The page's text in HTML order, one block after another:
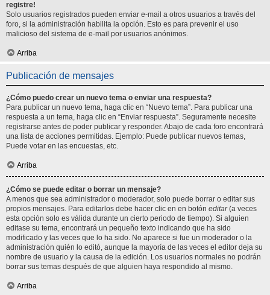
registre!
Solo usuarios registrados pueden enviar e-mail a otros usuarios a través del
foro, si la administración habilita la opción. Esto es para prevenir el uso
malicioso del sistema de e-mail por usuarios anónimos.
Arriba
Publicación de mensajes
¿Cómo puedo crear un nuevo tema o enviar una respuesta?
Para publicar un nuevo tema, haga clic en “Nuevo tema”. Para publicar una
respuesta a un tema, haga clic en “Enviar respuesta”. Seguramente necesite
registrarse antes de poder publicar y responder. Abajo de cada foro encontrará
una lista de acciones permitidas. Ejemplo: Puede publicar nuevos temas,
Puede votar en las encuestas, etc.
Arriba
¿Cómo se puede editar o borrar un mensaje?
A menos que sea administrador o moderador, solo puede borrar o editar sus
propios mensajes. Para editarlos debe hacer clic en en botón editar(a veces
esta opción solo es válida durante un cierto periodo de tiempo). Si alguien
editase su tema, encontrará un pequeño texto indicando que ha sido
modificado y las veces que lo ha sido. No aparece si fue un moderador o la
administración quién lo editó, aunque la mayoría de las veces el editor deja su
nombre de usuario y la causa de la edición. Los usuarios normales no podrán
borrar sus temas después de que alguien haya respondido al mismo.
Arriba